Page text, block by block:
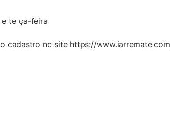
e terça-feira
cadastro no site https://